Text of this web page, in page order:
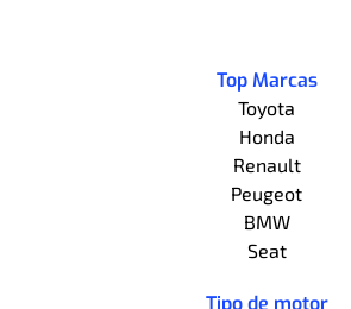
Top Marcas
Toyota
Honda
Renault
Peugeot
BMW
Seat
Tipo de motor